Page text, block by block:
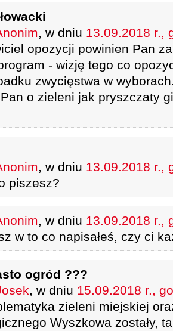
, w dniu 13.09.2018 r.,
opozycji powinien Pan
- wizję tego co
zwycięstwa w
o zieleni jak pryszczaty
, w dniu 13.09.2018 r.,
piszesz?
, w dniu 13.09.2018 r.,
w to co napisałeś, czy ci
ogród ???
, w dniu 15.09.2018 r.,
zieleni miejskiej
Wyszkowa zostały,